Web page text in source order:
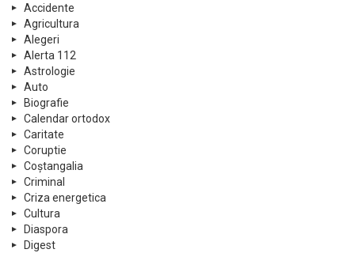
Accidente
Agricultura
Alegeri
Alerta 112
Astrologie
Auto
Biografie
Calendar ortodox
Caritate
Coruptie
Coștangalia
Criminal
Criza energetica
Cultura
Diaspora
Digest